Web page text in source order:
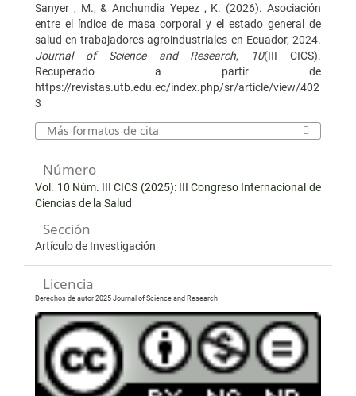
Sanyer , M., & Anchundia Yepez , K. (2026). Asociación
entre el índice de masa corporal y el estado general de
salud en trabajadores agroindustriales en Ecuador, 2024.
Journal of Science and Research, 10(III CICS).
Recuperado a partir de
https://revistas.utb.edu.ec/index.php/sr/article/view/402
3
Más formatos de cita
Número
Vol. 10 Núm. III CICS (2025): III Congreso Internacional de
Ciencias de la Salud
Sección
Artículo de Investigación
Licencia
Derechos de autor 2025 Journal of Science and Research